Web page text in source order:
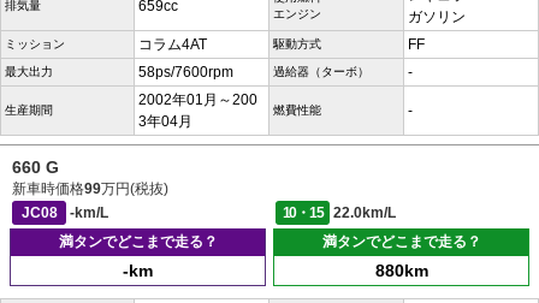
排気量 659cc
エンジン
ガソリン
ミッション コラム4AT 駆動方式 FF
最大出力 58ps/7600rpm 過給器（ターボ） -
生産期間
2002年01月～200
3年04月
燃費性能 -
660 G
新車時価格99万円(税抜)
JC08
-km/L 10・15
22.0km/L
満タンでどこまで走る？
-km
満タンでどこまで走る？
880km